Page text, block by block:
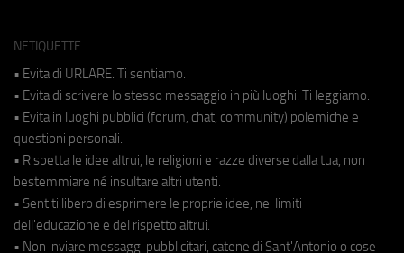
NETIQUETTE
• Evita di URLARE. Ti sentiamo.
• Evita di scrivere lo stesso messaggio in più luoghi. Ti leggiamo.
• Evita in luoghi pubblici (forum, chat, community) polemiche e
questioni personali.
• Rispetta le idee altrui, le religioni e razze diverse dalla tua, non
bestemmiare né insultare altri utenti.
• Sentiti libero di esprimere le proprie idee, nei limiti
dell'educazione e del rispetto altrui.
• Non inviare messaggi pubblicitari, catene di Sant'Antonio o cose